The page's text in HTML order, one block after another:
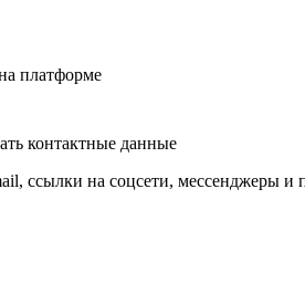
платформе
контактные данные
ссылки на соцсети, мессенджеры